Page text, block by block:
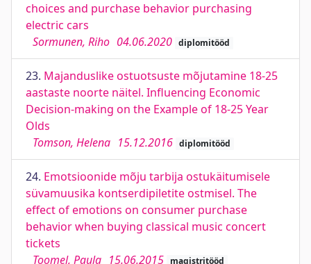
choices and purchase behavior purchasing
electric cars
Sormunen, Riho 04.06.2020 diplomitööd
23. Majanduslike ostuotsuste mõjutamine 18-25
aastaste noorte näitel. Influencing Economic
Decision-making on the Example of 18-25 Year
Olds
Tomson, Helena 15.12.2016 diplomitööd
24. Emotsioonide mõju tarbija ostukäitumisele
süvamuusika kontserdipiletite ostmisel. The
effect of emotions on consumer purchase
behavior when buying classical music concert
tickets
Toomel, Paula 15.06.2015 magistritööd